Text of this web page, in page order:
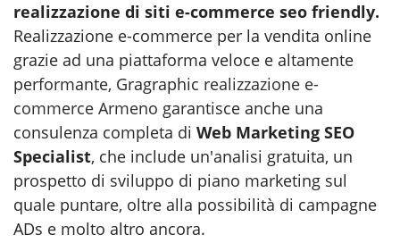
realizzazione di siti e-commerce seo friendly.
Realizzazione e-commerce per la vendita online
grazie ad una piattaforma veloce e altamente
performante, Gragraphic realizzazione e-
commerce Armeno garantisce anche una
consulenza completa di Web Marketing SEO
Specialist, che include un'analisi gratuita, un
prospetto di sviluppo di piano marketing sul
quale puntare, oltre alla possibilità di campagne
ADs e molto altro ancora.